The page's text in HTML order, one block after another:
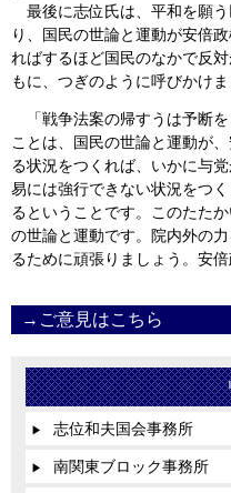
最後に志位氏は、平和を願
り、国民の世論と運動が安倍
ればするほど国民のなかで反
もに、つぎのように呼びかけま
「戦争法案の帰すうは予断
ことは、国民の世論と運動が
る状況をつくれば、いかに与
易には強行できない状況をつ
るということです。このたた
の世論と運動です。院内外の
るために頑張りましょう。安
→ご意見はこちら
▶ 志位和夫国会事務所
▶ 南関東ブロック事務所